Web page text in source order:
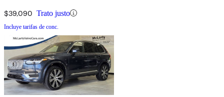
$39,090 Trato justo
Incluye tarifas de conc.